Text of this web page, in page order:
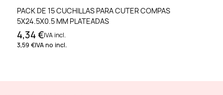
PACK DE 15 CUCHILLAS PARA CUTER COMPAS
5X24.5X0.5 MM PLATEADAS
4,34 €IVA incl.
3,59 €IVA no incl.